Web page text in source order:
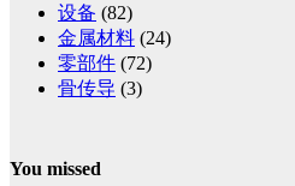
设备 (82)
金属材料 (24)
零部件 (72)
骨传导 (3)
You missed